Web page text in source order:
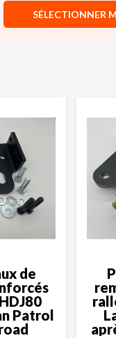
SÉLECTIONNER
de
Patrol